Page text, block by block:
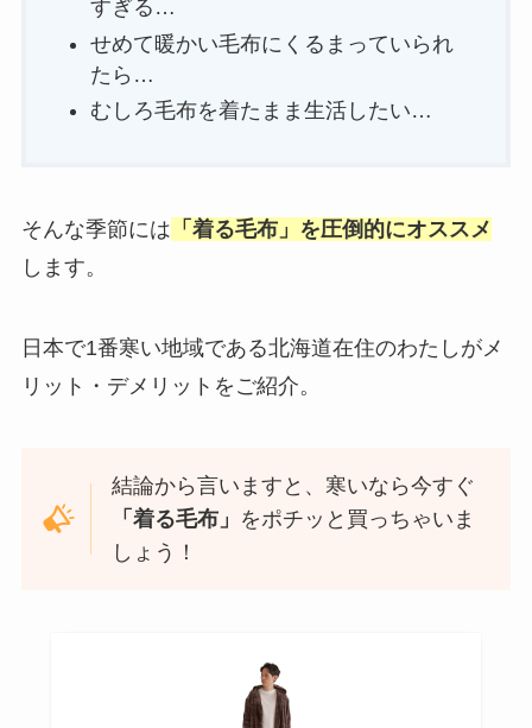
すぎる…
せめて暖かい毛布にくるまっていられ
たら…
むしろ毛布を着たまま生活したい…
そんな季節には 「着る毛布」を圧倒的にオススメ
します。
日本で1番寒い地域である北海道在住のわたしがメ
リット・デメリットをご紹介。
結論から言いますと、寒いなら今すぐ
「着る毛布」 をポチッと買っちゃいま
しょう！